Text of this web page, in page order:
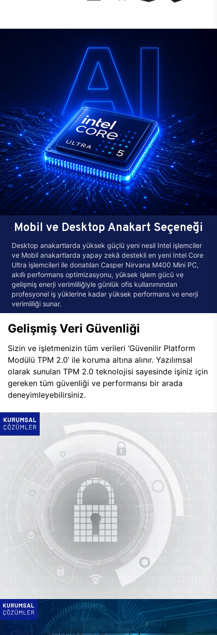
Mobil ve Desktop Anakart Seçeneği
Desktop anakartlarda yüksek güçlü yeni nesil Intel işlemciler
ve Mobil anakartlarda yapay zekâ destekli en yeni Intel Core
Ultra işlemcileri ile donatılan Casper Nirvana M400 Mini PC,
akıllı performans optimizasyonu, yüksek işlem gücü ve
gelişmiş enerji verimliliğiyle günlük ofis kullanımından
profesyonel iş yüklerine kadar yüksek performans ve enerji
verimliliği sunar.
Gelişmiş Veri Güvenliği
Sizin ve işletmenizin tüm verileri ‘Güvenilir Platform
Modülü TPM 2.0’ ile koruma altına alınır. Yazılımsal
olarak sunulan TPM 2.0 teknolojisi sayesinde işiniz için
gereken tüm güvenliği ve performansı bir arada
deneyimleyebilirsiniz.